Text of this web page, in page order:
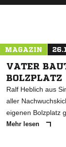
MAGAZIN
VATER
BOLZPLATZ
Ralf Heblich aus
aller
eigenen Bolzplatz
Mehr lesen